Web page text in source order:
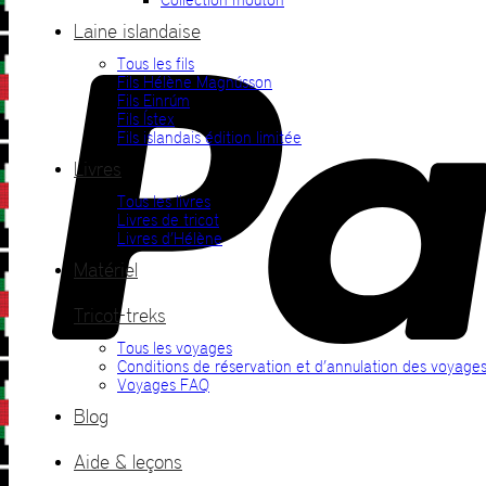
Laine islandaise
Tous les fils
Fils Hélène Magnússon
Fils Einrúm
Fils Ístex
Fils islandais édition limitée
Livres
Tous les livres
Livres de tricot
Livres d’Hélène
Matériel
Tricot-treks
Tous les voyages
Conditions de réservation et d’annulation des voyages
Voyages FAQ
Blog
Aide & leçons